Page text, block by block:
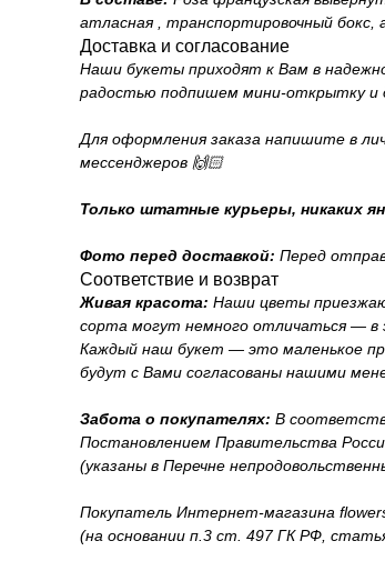
атласная , транспортировочный бокс,
Доставка и согласование
Наши букеты приходят к Вам в
радостью подпишем мини-открытку и
Для оформления заказа напишите в
мессенджеров 🙌🏻
Только штатные курьеры, никаких
Фото перед доставкой: Перед
Соответствие и возврат
Живая красота: Наши цветы
сорта могут немного отличаться — в
Каждый наш букет — это маленькое
будут с Вами согласованы нашими
Забота о покупателях: В
Постановлением Правительства
(указаны в Перечне
Покупатель Интернет-магазина
(на основании п.3 ст. 497 ГК РФ,